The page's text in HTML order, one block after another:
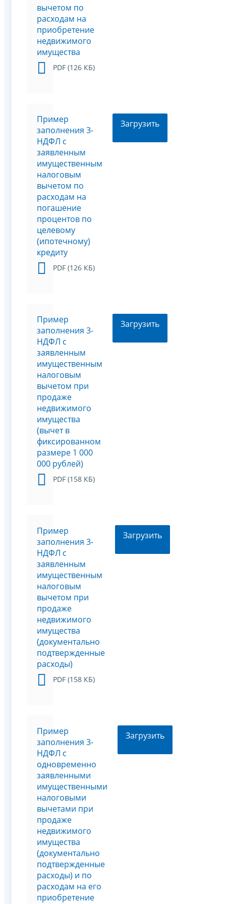
вычетом по
расходам на
приобретение
недвижимого
имущества
PDF (126 КБ)
Пример
заполнения 3-
НДФЛ с
заявленным
имущественным
налоговым
вычетом по
расходам на
погашение
процентов по
целевому
(ипотечному)
кредиту
PDF (126 КБ)
Загрузить
Пример
заполнения 3-
НДФЛ с
заявленным
имущественным
налоговым
вычетом при
продаже
недвижимого
имущества
(вычет в
фиксированном
размере 1 000
000 рублей)
PDF (158 КБ)
Загрузить
Пример
заполнения 3-
НДФЛ с
заявленным
имущественным
налоговым
вычетом при
продаже
недвижимого
имущества
(документально
подтвержденные
расходы)
PDF (158 КБ)
Загрузить
Пример
заполнения 3-
НДФЛ с
одновременно
заявленными
имущественными
налоговыми
вычетами при
продаже
недвижимого
имущества
(документально
подтвержденные
расходы) и по
расходам на его
приобретение
Загрузить